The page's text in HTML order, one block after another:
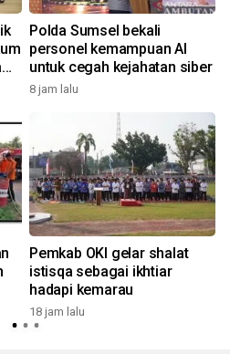
Polda Sumsel bekali
personel kemampuan AI
untuk cegah kejahatan siber
8 jam lalu
Pemkab OKI gelar shalat
istisqa sebagai ikhtiar
hadapi kemarau
18 jam lalu